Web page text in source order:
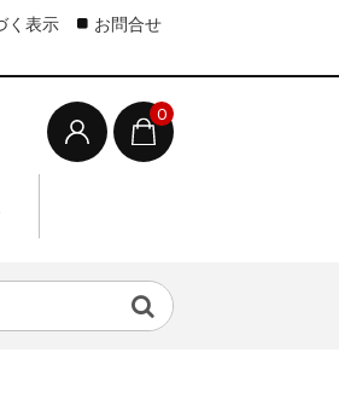
0
く表示 お問合せ